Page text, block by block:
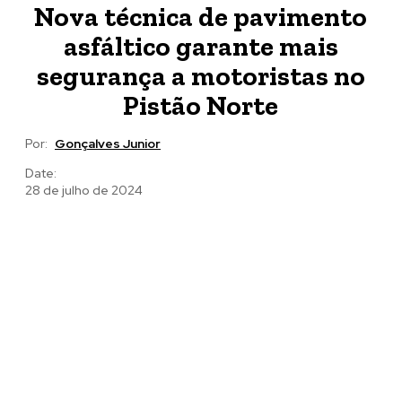
Nova técnica de pavimento
asfáltico garante mais
segurança a motoristas no
Pistão Norte
Por: Gonçalves Junior
Date:
28 de julho de 2024